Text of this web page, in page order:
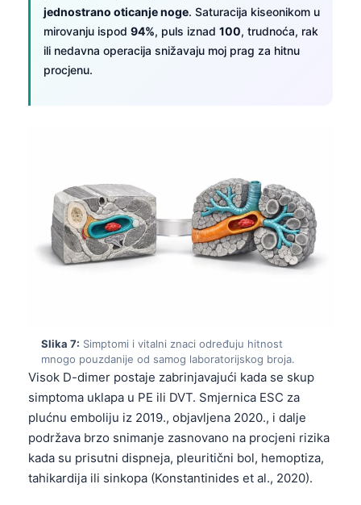
jednostrano oticanje noge. Saturacija kiseonikom u
mirovanju ispod 94%, puls iznad 100, trudnoća, rak
ili nedavna operacija snižavaju moj prag za hitnu
procjenu.
Slika 7: Simptomi i vitalni znaci određuju hitnost
mnogo pouzdanije od samog laboratorijskog broja.
Visok D-dimer postaje zabrinjavajući kada se skup
simptoma uklapa u PE ili DVT. Smjernica ESC za
plućnu emboliju iz 2019., objavljena 2020., i dalje
podržava brzo snimanje zasnovano na procjeni rizika
kada su prisutni dispneja, pleuritični bol, hemoptiza,
tahikardija ili sinkopa (Konstantinides et al., 2020).
فارسی
Български
Dansk
Nederlands
हिन्दी
Bahasa Indonesia
Svenska
Azərbaycan dili
Eesti
Lietuvių kalba
Polski
한국어